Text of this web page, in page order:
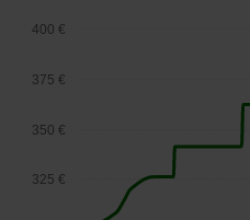
325 €
350 €
375 €
400 €